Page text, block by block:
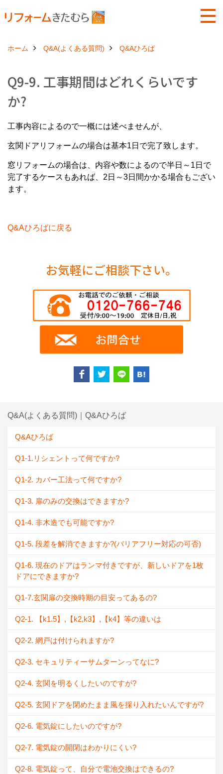
ホーム Q&A(よくある質問) Q&Aひろば
Q9-9. 工事期間はどれくらいです
か?
工事内容によるので一概には述べませんが、
玄関ドアリフォームの場合は基本1日で完了致します。
窓リフォームの場合は、内容や数によるので半日～1日で
完了するケースもあれば、2日～3日間かかる場合もござい
ます。
Q&Aひろばに戻る
お気軽にご相談下さい。
Q&A(よくある質問)｜Q&Aひろば
Q&Aひろば
Q1-1.リシェントって何ですか?
Q1-2. カバー工法って何ですか?
Q1-3. 扉のみの交換はできますか?
Q1-4. 非木造でも可能ですか?
Q1-5. 段差を解消できますか?(バリアフリー対応の可否)
Q1-6. 現在のドアはランマ付きですが、新しいドアを1枚
ドアにできますか?
Q1-7.玄関扉の交換時期の目安ってあるの?
Q2-1. 【k1.5】,【k2,k3】,【k4】等の違いは
Q2-2. 網戸は付けられますか?
Q2-3. セキュリティーサムターンってなに?
Q2-4. 玄関を明るくしたいのですが?
Q2-5. 玄関ドアを閉めたまま風を採り入れたいんですが?
Q2-6. 電気錠にしたいのですが?
Q2-7. 電気錠の開閉はわかりにくい?
Q2-8. 電気錠って、自分で電池交換はできるの?